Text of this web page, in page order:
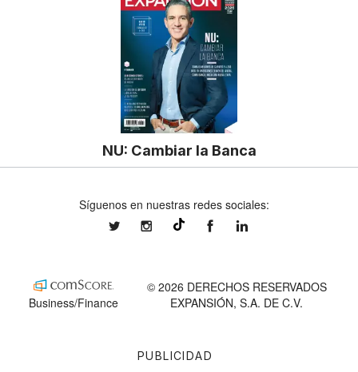
NU: Cambiar la Banca
PUBLICIDAD
Síguenos en nuestras redes sociales:
expansionmxexpansionmx ExpansionMex
Business/Finance
© 2026 DERECHOS RESERVADOS
EXPANSIÓN, S.A. DE C.V.